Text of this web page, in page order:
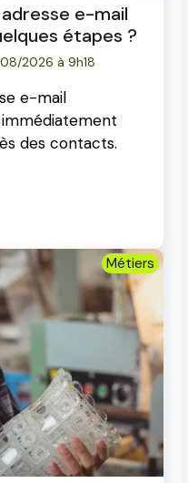
e-mail
étapes ?
2026 à 9h18
e-mail
des contacts.
Métiers